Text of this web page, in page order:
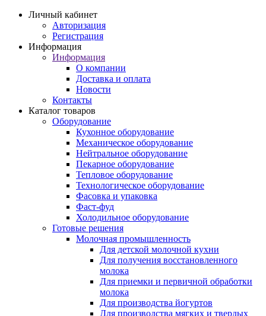
Личный кабинет
Авторизация
Регистрация
Информация
Информация
О компании
Доставка и оплата
Новости
Контакты
Каталог товаров
Оборудование
Кухонное оборудование
Механическое оборудование
Нейтральное оборудование
Пекарное оборудование
Тепловое оборудование
Технологическое оборудование
Фасовка и упаковка
Фаст-фуд
Холодильное оборудование
Готовые решения
Молочная промышленность
Для детской молочной кухни
Для получения восстановленного
молока
Для приемки и первичной обработки
молока
Для производства йогуртов
Для производства мягких и твердых